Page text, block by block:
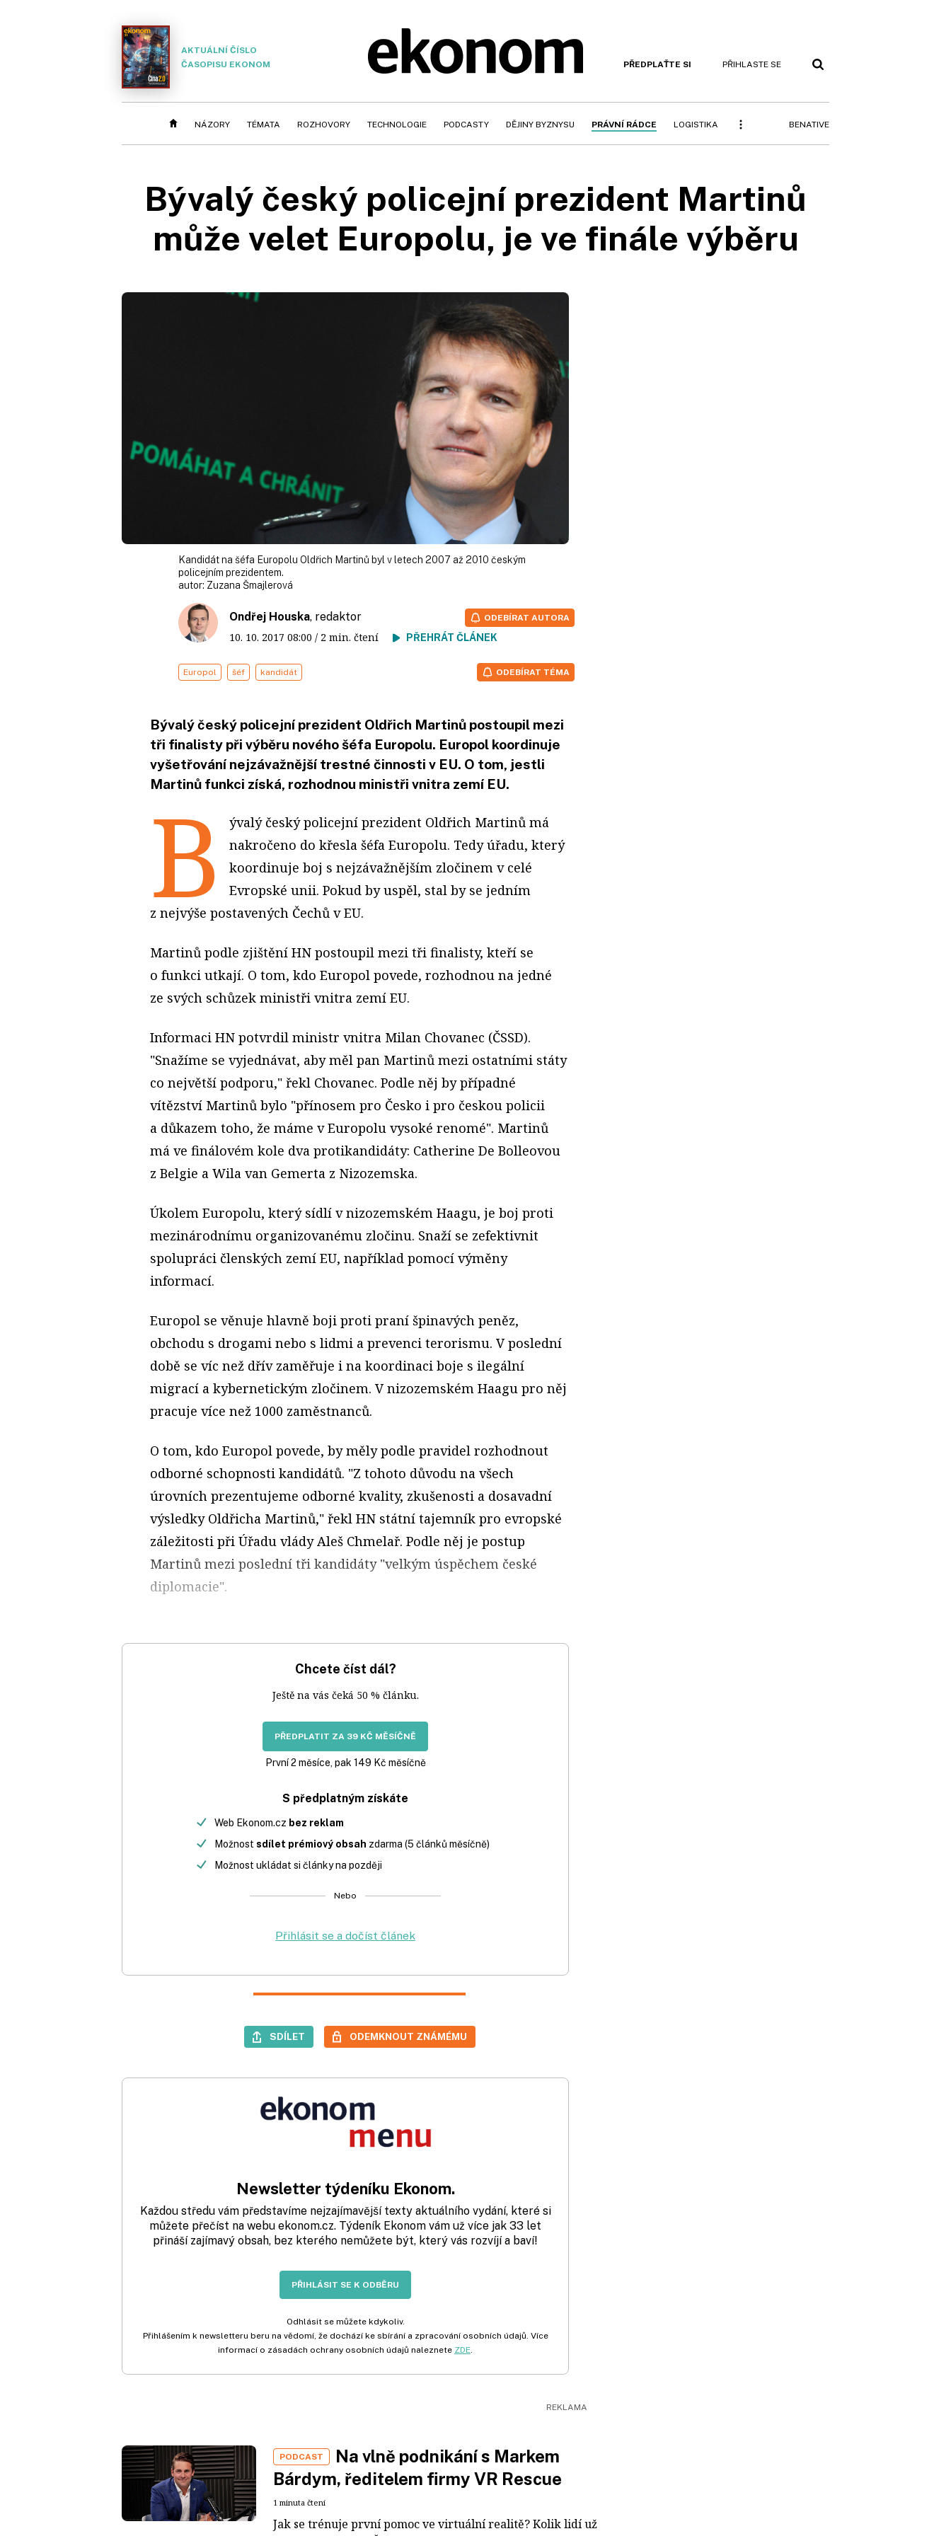
AKTUÁLNÍ ČÍSLO
ČASOPISU EKONOM
PŘEDPLAŤTE SI PŘIHLASTE SE
NÁZORY TÉMATA ROZHOVORY TECHNOLOGIE PODCASTY DĚJINY BYZNYSU PRÁVNÍ RÁDCE LOGISTIKA BENATIVE
Bývalý český policejní prezident Martinů
může velet Europolu, je ve finále výběru
Kandidát na šéfa Europolu Oldřich Martinů byl v letech 2007 až 2010 českým
policejním prezidentem.
autor: Zuzana Šmajlerová
Ondřej Houska, redaktor
10. 10. 2017 08:00 / 2 min. čtení PŘEHRÁT ČLÁNEK
ODEBÍRAT AUTORA
Europol šéf kandidát ODEBÍRAT TÉMA
Bývalý český policejní prezident Oldřich Martinů postoupil mezi
tři finalisty při výběru nového šéfa Europolu. Europol koordinuje
vyšetřování nejzávažnější trestné činnosti v EU. O tom, jestli
Martinů funkci získá, rozhodnou ministři vnitra zemí EU.
B
ývalý český policejní prezident Oldřich Martinů má
nakročeno do křesla šéfa Europolu. Tedy úřadu, který
koordinuje boj s nejzávažnějším zločinem v celé
Evropské unii. Pokud by uspěl, stal by se jedním
z nejvýše postavených Čechů v EU.
Martinů podle zjištění HN postoupil mezi tři finalisty, kteří se
o funkci utkají. O tom, kdo Europol povede, rozhodnou na jedné
ze svých schůzek ministři vnitra zemí EU.
Informaci HN potvrdil ministr vnitra Milan Chovanec (ČSSD).
"Snažíme se vyjednávat, aby měl pan Martinů mezi ostatními státy
co největší podporu," řekl Chovanec. Podle něj by případné
vítězství Martinů bylo "přínosem pro Česko i pro českou policii
a důkazem toho, že máme v Europolu vysoké renomé". Martinů
má ve finálovém kole dva protikandidáty: Catherine De Bolleovou
z Belgie a Wila van Gemerta z Nizozemska.
Úkolem Europolu, který sídlí v nizozemském Haagu, je boj proti
mezinárodnímu organizovanému zločinu. Snaží se zefektivnit
spolupráci členských zemí EU, například pomocí výměny
informací.
Europol se věnuje hlavně boji proti praní špinavých peněz,
obchodu s drogami nebo s lidmi a prevenci terorismu. V poslední
době se víc než dřív zaměřuje i na koordinaci boje s ilegální
migrací a kybernetickým zločinem. V nizozemském Haagu pro něj
pracuje více než 1000 zaměstnanců.
O tom, kdo Europol povede, by měly podle pravidel rozhodnout
odborné schopnosti kandidátů. "Z tohoto důvodu na všech
úrovních prezentujeme odborné kvality, zkušenosti a dosavadní
výsledky Oldřicha Martinů," řekl HN státní tajemník pro evropské
záležitosti při Úřadu vlády Aleš Chmelař. Podle něj je postup
Martinů mezi poslední tři kandidáty "velkým úspěchem české
diplomacie".
Chcete číst dál?
Ještě na vás čeká 50 % článku.
PŘEDPLATIT ZA 39 KČ MĚSÍČNĚ
První 2 měsíce, pak 149 Kč měsíčně
S předplatným získáte
Web Ekonom.cz bez reklam
Možnost sdílet prémiový obsah zdarma (5 článků měsíčně)
Možnost ukládat si články na později
Nebo
Přihlásit se a dočíst článek
SDÍLET ODEMKNOUT ZNÁMÉMU
Newsletter týdeníku Ekonom.
Každou středu vám představíme nejzajímavější texty aktuálního vydání, které si
můžete přečíst na webu ekonom.cz. Týdeník Ekonom vám už více jak 33 let
přináší zajímavý obsah, bez kterého nemůžete být, který vás rozvíjí a baví!
PŘIHLÁSIT SE K ODBĚRU
Odhlásit se můžete kdykoliv.
Přihlášením k newsletteru beru na vědomí, že dochází ke sbírání a zpracování osobních údajů. Více
informací o zásadách ochrany osobních údajů naleznete ZDE
PODCAST
Na vlně podnikání s Markem
Bárdym, ředitelem firmy VR Rescue
1 minuta čtení
Jak se trénuje první pomoc ve virtuální realitě? Kolik lidí už